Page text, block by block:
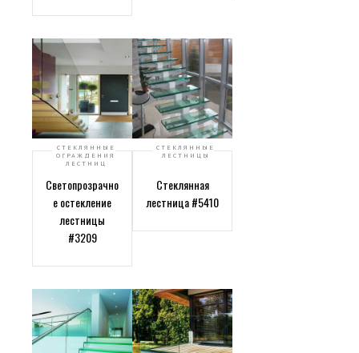
СТЕКЛЯННЫЕ
ОГРАЖДЕНИЯ
ЛЕСТНИЦ
Светопрозрачно
е остекление
лестницы
#3209
СТЕКЛЯННЫЕ
ЛЕСТНИЦЫ
Стеклянная
лестница #5410